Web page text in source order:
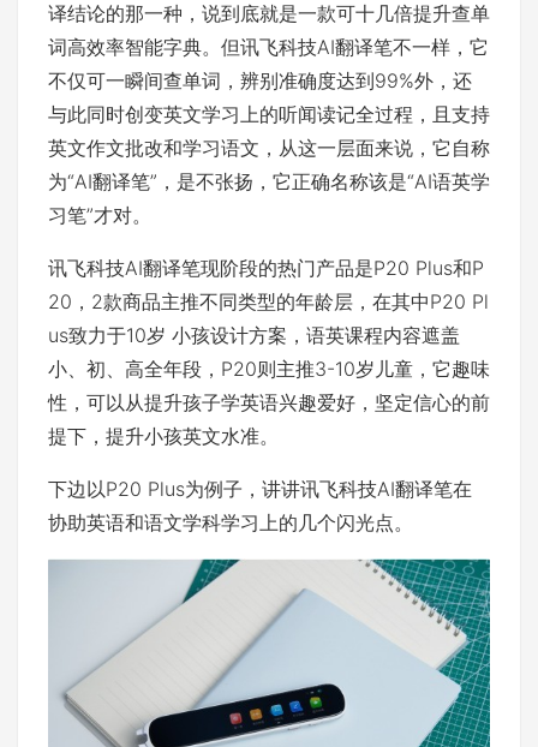
译结论的那一种，说到底就是一款可十几倍提升查单
词高效率智能字典。但讯飞科技AI翻译笔不一样，它
不仅可一瞬间查单词，辨别准确度达到99%外，还
与此同时创变英文学习上的听闻读记全过程，且支持
英文作文批改和学习语文，从这一层面来说，它自称
为“AI翻译笔”，是不张扬，它正确名称该是“AI语英学
习笔”才对。
讯飞科技AI翻译笔现阶段的热门产品是P20 Plus和P
20，2款商品主推不同类型的年龄层，在其中P20 Pl
us致力于10岁 小孩设计方案，语英课程内容遮盖
小、初、高全年段，P20则主推3-10岁儿童，它趣味
性，可以从提升孩子学英语兴趣爱好，坚定信心的前
提下，提升小孩英文水准。
下边以P20 Plus为例子，讲讲讯飞科技AI翻译笔在
协助英语和语文学科学习上的几个闪光点。